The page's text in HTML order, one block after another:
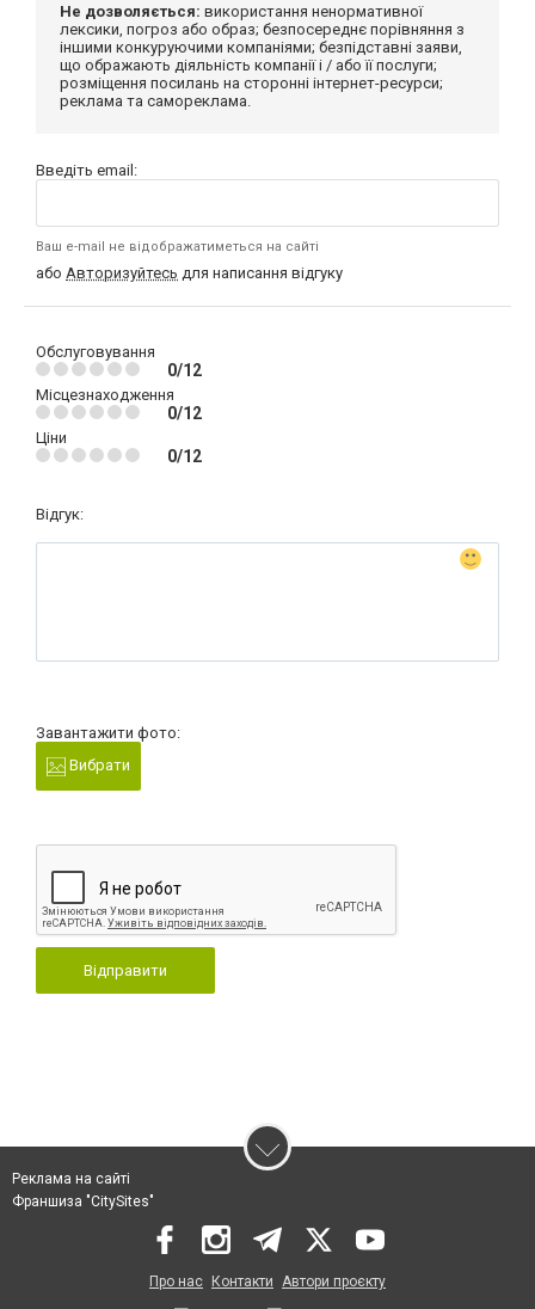
Не дозволяється: використання ненормативної
лексики, погроз або образ; безпосереднє порівняння з
іншими конкуруючими компаніями; безпідставні заяви,
що ображають діяльність компанії і / або її послуги;
розміщення посилань на сторонні інтернет-ресурси;
реклама та самореклама.
Введіть email:
Ваш e-mail не відображатиметься на сайті
або Авторизуйтесь для написання відгуку
Обслуговування
0/12
Місцезнаходження
0/12
Ціни
0/12
Відгук:
Завантажити фото:
Вибрати
Відправити
Реклама на сайті
Франшиза "CitySites"
Про нас Контакти Автори проєкту